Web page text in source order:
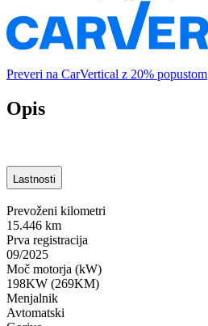
Preveri na CarVertical z 20% popustom
Opis
Lastnosti
Prevoženi kilometri
15.446 km
Prva registracija
09/2025
Moč motorja (kW)
198KW (269KM)
Menjalnik
Avtomatski